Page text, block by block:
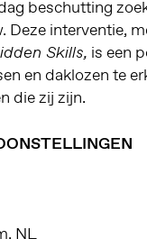
beschutting
Deze interventie,
Skills, is een
en daklozen te
die zij zijn.
NL